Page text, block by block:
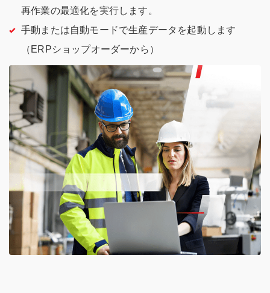
再作業の最適化を実行します。
手動または自動モードで生産データを起動します
（ERPショップオーダーから）